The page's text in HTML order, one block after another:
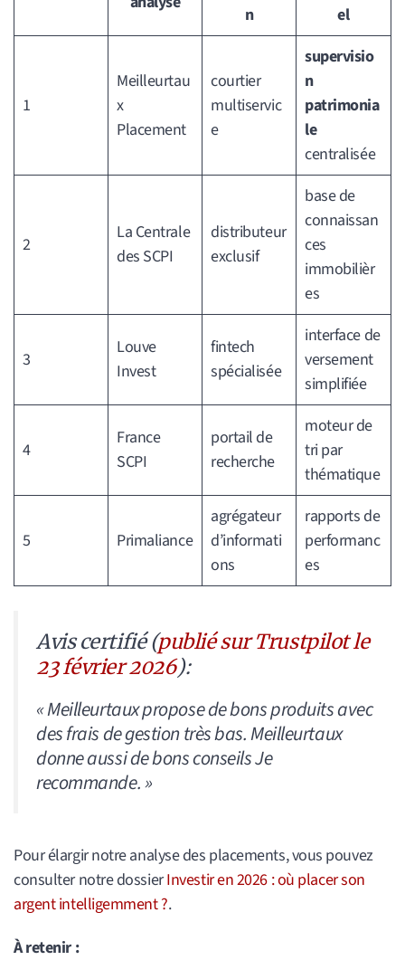
n
el
1
Meilleurtau
x
Placement
courtier
multiservic
e
supervisio
n
patrimonia
le
centralisée
2
La Centrale
des SCPI
distributeur
exclusif
base de
connaissan
ces
immobilièr
es
3
Louve
Invest
fintech
spécialisée
interface de
versement
simplifiée
4
France
SCPI
portail de
recherche
moteur de
tri par
thématique
5 Primaliance
agrégateur
d’informati
ons
rapports de
performanc
es
Avis certifié (publié sur Trustpilot le
23 février 2026):
« Meilleurtaux propose de bons produits avec
des frais de gestion très bas. Meilleurtaux
donne aussi de bons conseils Je
recommande. »
Pour élargir notre analyse des placements, vous pouvez
consulter notre dossierInvestir en 2026 : où placer son
argent intelligemment ?.
À retenir :